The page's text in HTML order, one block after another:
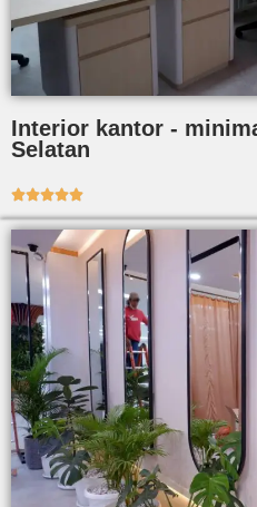
Interior kantor -
Selatan
